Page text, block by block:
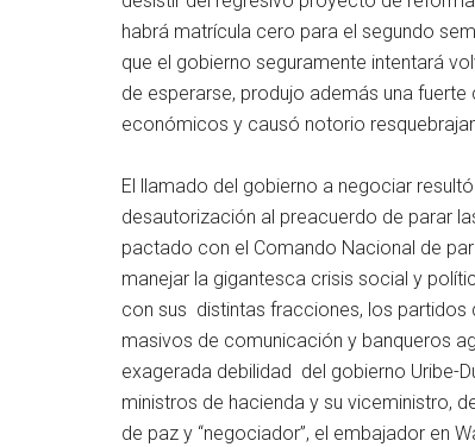
habrá matrícula cero para el segundo
que el gobierno seguramente intentará
de esperarse, produjo además una
económicos y causó notorio
El llamado del gobierno a negociar
desautorización al preacuerdo de parar
pactado con el Comando Nacional de
manejar la gigantesca crisis social y
con sus distintas fracciones, los
masivos de comunicación y banqueros
exagerada debilidad del gobierno Uribe-
ministros de hacienda y su viceministro,
de paz y “negociador”, el embajador en